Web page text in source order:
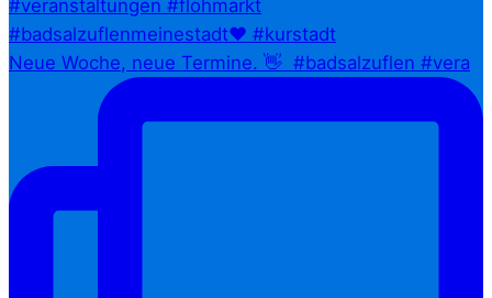
Neue Woche, neue Termine. 👋⁠ ⁠ #badsalzuflen #vera